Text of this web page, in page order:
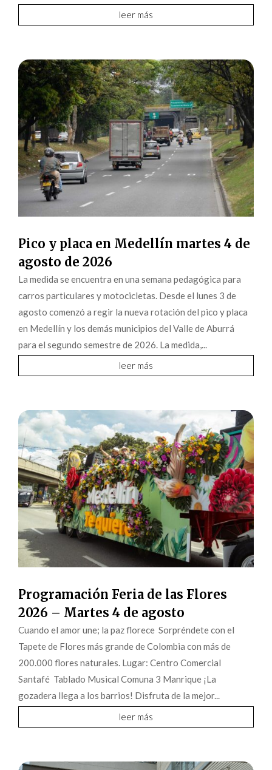
leer más
Pico y placa en Medellín martes 4 de
agosto de 2026
La medida se encuentra en una semana pedagógica para
carros particulares y motocicletas. Desde el lunes 3 de
agosto comenzó a regir la nueva rotación del pico y placa
en Medellín y los demás municipios del Valle de Aburrá
para el segundo semestre de 2026. La medida,...
leer más
Programación Feria de las Flores
2026 – Martes 4 de agosto
Cuando el amor une; la paz florece Sorpréndete con el
Tapete de Flores más grande de Colombia con más de
200.000 flores naturales. Lugar: Centro Comercial
Santafé Tablado Musical Comuna 3 Manrique ¡La
gozadera llega a los barrios! Disfruta de la mejor...
leer más